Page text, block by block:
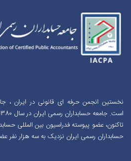
نخستین انجمن حرفه ای قانونی در ایران ،
حسابداران رسمی ایران نزدیک به سه هزار نفر